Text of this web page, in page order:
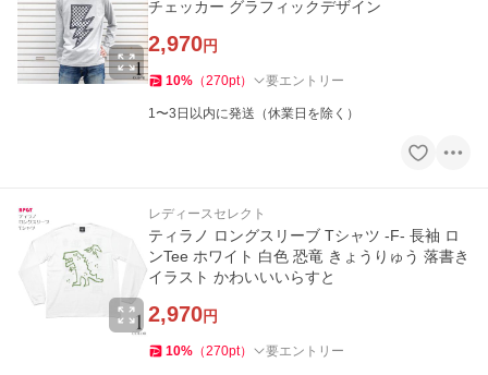
チェッカー グラフィックデザイン
2,970円
10% （270pt） 要エントリー
1〜3日以内に発送（休業日を除く）
レディースセレクト
ティラノ ロングスリーブ Tシャツ -F- 長袖 ロ
ンTee ホワイト 白色 恐竜 きょうりゅう 落書き
イラスト かわいいいらすと
2,970円
10% （270pt） 要エントリー